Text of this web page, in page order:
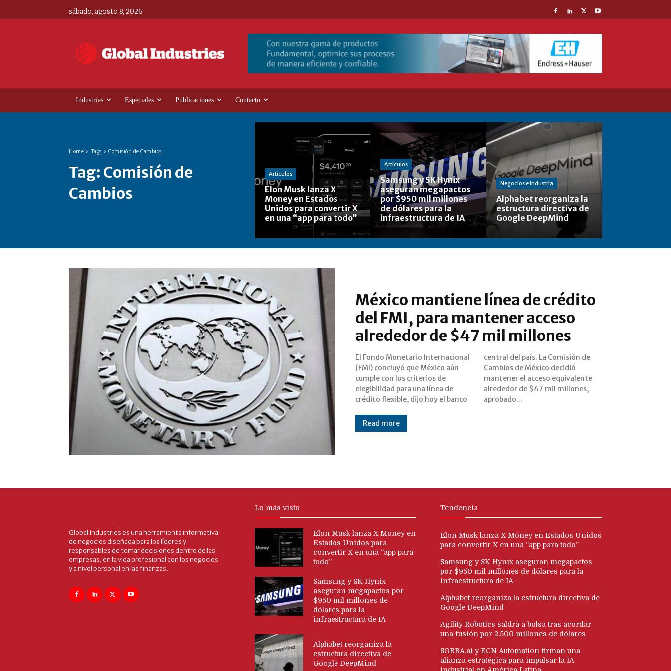
sábado, agosto 8, 2026
Industrias Especiales Publicaciones Contacto
Home Tags Comisión de Cambios
Tag: Comisión de
Cambios
Artículos
Elon Musk lanza X
Money en Estados
Unidos para convertir X
en una “app para todo”
Artículos
Samsung y SK Hynix
aseguran megapactos
por $950 mil millones
de dólares para la
infraestructura de IA
Negocios e Industria
Alphabet reorganiza la
estructura directiva de
Google DeepMind
México mantiene línea de crédito
del FMI, para mantener acceso
alrededor de $47 mil millones
El Fondo Monetario Internacional
(FMI) concluyó que México aún
cumple con los criterios de
elegibilidad para una línea de
crédito flexible, dijo hoy el banco
central del país. La Comisión de
Cambios de México decidió
mantener el acceso equivalente
alrededor de $47 mil millones,
aprobado...
Read more
Global Industries es una herramienta informativa
de negocios diseñada para los líderes y
responsables de tomar decisiones dentro de las
empresas, en la vida profesional con los negocios
y a nivel personal en las finanzas.
Lo más visto
Elon Musk lanza X Money en
Estados Unidos para
convertir X en una “app para
todo”
Samsung y SK Hynix
aseguran megapactos por
$950 mil millones de
dólares para la
infraestructura de IA
Alphabet reorganiza la
estructura directiva de
Google DeepMind
Tendencia
Elon Musk lanza X Money en Estados Unidos
para convertir X en una “app para todo”
Samsung y SK Hynix aseguran megapactos
por $950 mil millones de dólares para la
infraestructura de IA
Alphabet reorganiza la estructura directiva de
Google DeepMind
Agility Robotics saldrá a bolsa tras acordar
una fusión por 2,500 millones de dólares
SORBA.ai y ECN Automation firman una
alianza estratégica para impulsar la IA
industrial en América Latina